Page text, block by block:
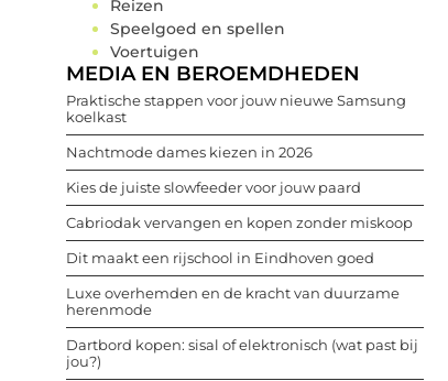
Reizen
Speelgoed en spellen
Voertuigen
MEDIA EN BEROEMDHEDEN
Praktische stappen voor jouw nieuwe Samsung
koelkast
Nachtmode dames kiezen in 2026
Kies de juiste slowfeeder voor jouw paard
Cabriodak vervangen en kopen zonder miskoop
Dit maakt een rijschool in Eindhoven goed
Luxe overhemden en de kracht van duurzame
herenmode
Dartbord kopen: sisal of elektronisch (wat past bij
jou?)